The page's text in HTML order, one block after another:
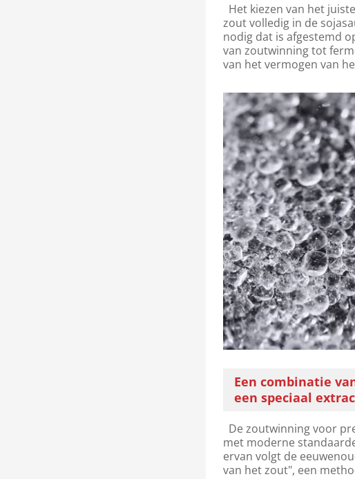
Het kiezen van het
zout volledig in de
nodig dat is afgestemd
van zoutwinning tot
van het vermogen van
Een combinatie
een speciaal
De zoutwinning voor
met moderne
ervan volgt de
van het zout", een